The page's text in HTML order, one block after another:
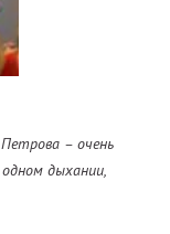
– очень
дыхании,